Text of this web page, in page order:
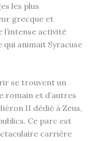
les plus
grecque et
l’intense activité
animait Syracuse
se trouvent un
romain et d’autres
II dédié à Zeus,
Ce parc est
carrière